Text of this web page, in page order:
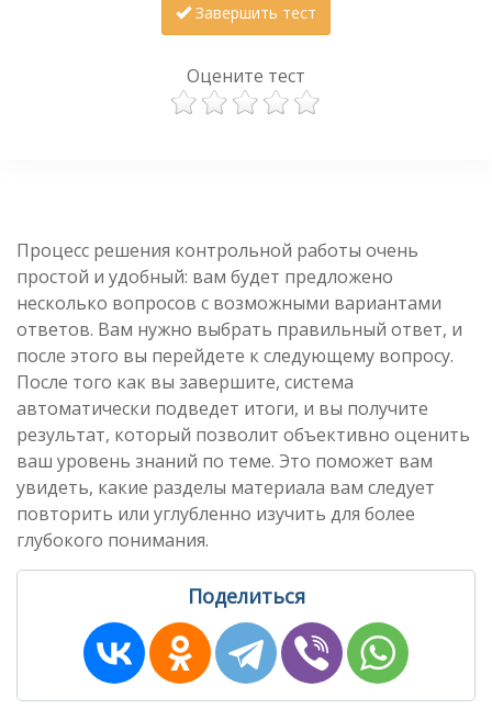
Завершить тест
Оцените тест
Процесс решения контрольной работы очень
простой и удобный: вам будет предложено
несколько вопросов с возможными вариантами
ответов. Вам нужно выбрать правильный ответ, и
после этого вы перейдете к следующему вопросу.
После того как вы завершите, система
автоматически подведет итоги, и вы получите
результат, который позволит объективно оценить
ваш уровень знаний по теме. Это поможет вам
увидеть, какие разделы материала вам следует
повторить или углубленно изучить для более
глубокого понимания.
Поделиться